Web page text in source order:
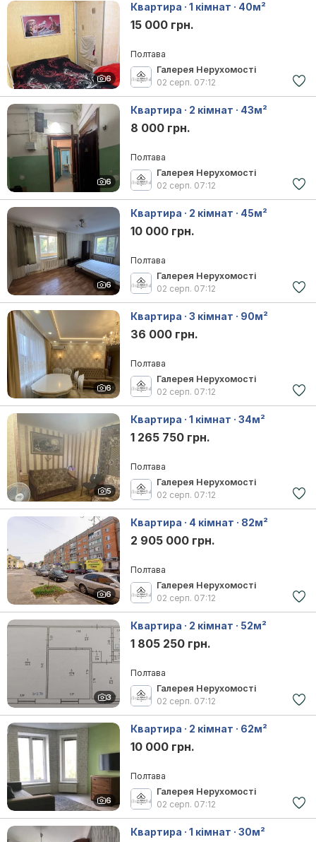
6
Квартира · 1 кімнат · 40м²
15 000 грн.
Полтава
Галерея Нерухомості
02 серп. 07:12
6
Квартира · 2 кімнат · 43м²
8 000 грн.
Полтава
Галерея Нерухомості
02 серп. 07:12
6
Квартира · 2 кімнат · 45м²
10 000 грн.
Полтава
Галерея Нерухомості
02 серп. 07:12
6
Квартира · 3 кімнат · 90м²
36 000 грн.
Полтава
Галерея Нерухомості
02 серп. 07:12
5
Квартира · 1 кімнат · 34м²
1 265 750 грн.
Полтава
Галерея Нерухомості
02 серп. 07:12
6
Квартира · 4 кімнат · 82м²
2 905 000 грн.
Полтава
Галерея Нерухомості
02 серп. 07:12
3
Квартира · 2 кімнат · 52м²
1 805 250 грн.
Полтава
Галерея Нерухомості
02 серп. 07:12
6
Квартира · 2 кімнат · 62м²
10 000 грн.
Полтава
Галерея Нерухомості
02 серп. 07:12
Квартира · 1 кімнат · 30м²